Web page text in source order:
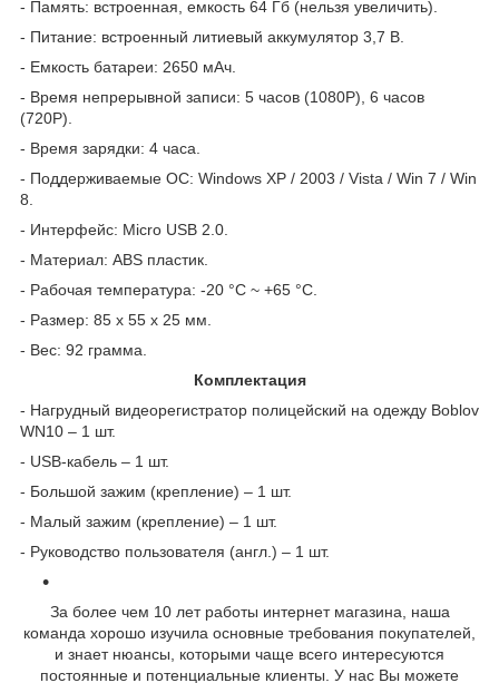
- Память: встроенная, емкость 64 Гб (нельзя увеличить).
- Питание: встроенный литиевый аккумулятор 3,7 В.
- Емкость батареи: 2650 мАч.
- Время непрерывной записи: 5 часов (1080P), 6 часов
(720P).
- Время зарядки: 4 часа.
- Поддерживаемые ОС: Windows XP / 2003 / Vista / Win 7 / Win
8.
- Интерфейс: Micro USB 2.0.
- Материал: ABS пластик.
- Рабочая температура: -20 °С ~ +65 °С.
- Размер: 85 х 55 х 25 мм.
- Вес: 92 грамма.
Комплектация
- Нагрудный видеорегистратор полицейский на одежду Boblov
WN10 – 1 шт.
- USB-кабель – 1 шт.
- Большой зажим (крепление) – 1 шт.
- Малый зажим (крепление) – 1 шт.
- Руководство пользователя (англ.) – 1 шт.
За более чем 10 лет работы интернет магазина, наша
команда хорошо изучила основные требования покупателей,
и знает нюансы, которыми чаще всего интересуются
постоянные и потенциальные клиенты. У нас Вы можете